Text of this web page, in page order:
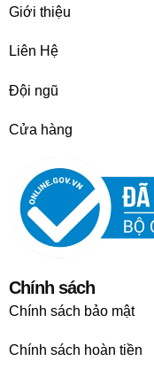
Giới thiệu
Liên Hệ
Đội ngũ
Cửa hàng
Chính sách
Chính sách bảo mật
Chính sách hoàn tiền